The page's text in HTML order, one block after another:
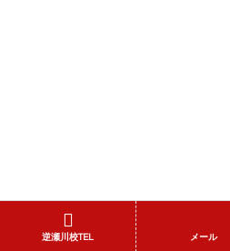
逆瀬川校TEL メール